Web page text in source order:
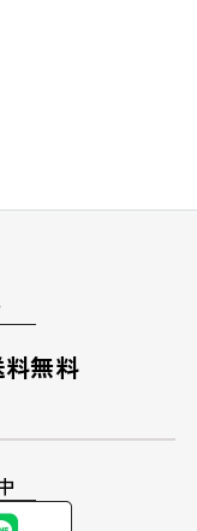
無料